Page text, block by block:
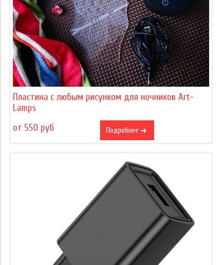
Пластина с любым рисунком для ночников Art-
Lamps
от 550 руб
Подробнее